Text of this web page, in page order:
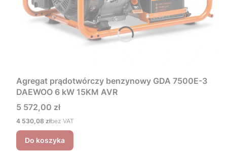
Agregat prądotwórczy benzynowy GDA 7500E-3
DAEWOO 6 kW 15KM AVR
Cena
5 572,00 zł
Cena
4 530,08 złbez VAT
Do koszyka